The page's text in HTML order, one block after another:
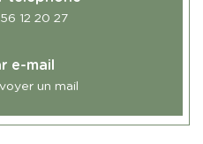
12 20 27
e-mail
un mail